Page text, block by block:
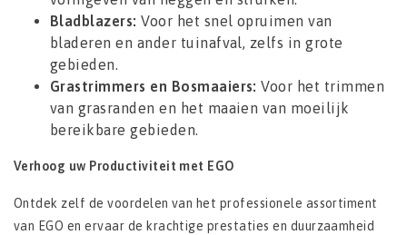
Bladblazers: Voor het snel opruimen van
bladeren en ander tuinafval, zelfs in grote
gebieden.
Grastrimmers en Bosmaaiers: Voor het trimmen
van grasranden en het maaien van moeilijk
bereikbare gebieden.
Verhoog uw Productiviteit met EGO
Ontdek zelf de voordelen van het professionele assortiment
van EGO en ervaar de krachtige prestaties en duurzaamheid